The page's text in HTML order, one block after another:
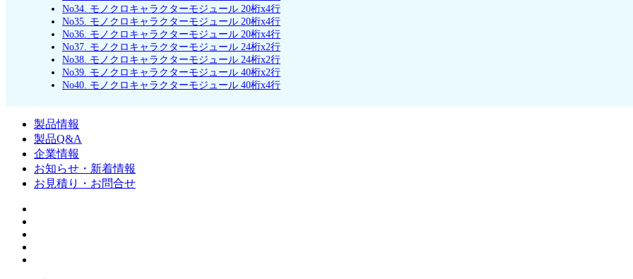
No34. モノクロキャラクターモジュール 20桁x4行
No35. モノクロキャラクターモジュール 20桁x4行
No36. モノクロキャラクターモジュール 20桁x4行
No37. モノクロキャラクターモジュール 24桁x2行
No38. モノクロキャラクターモジュール 24桁x2行
No39. モノクロキャラクターモジュール 40桁x2行
No40. モノクロキャラクターモジュール 40桁x4行
製品情報
製品Q&A
企業情報
お知らせ・新着情報
お見積り・お問合せ